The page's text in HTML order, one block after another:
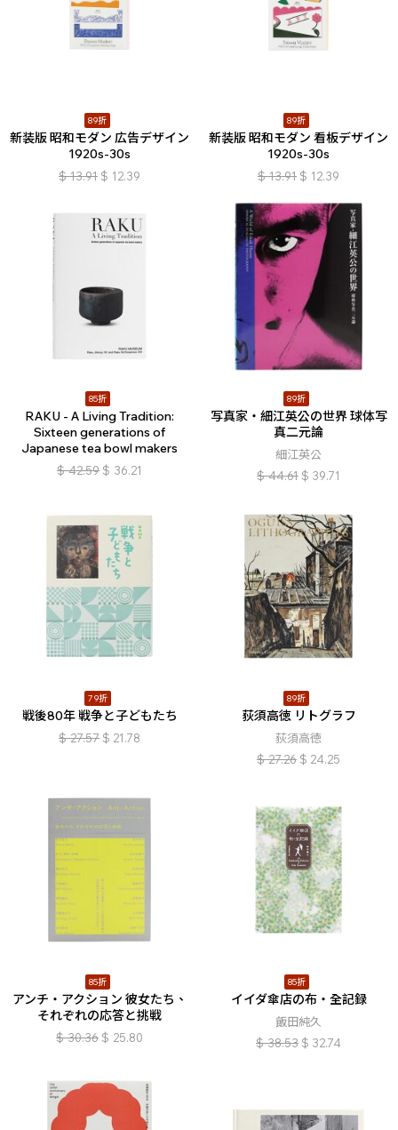
89折
新装版 昭和モダン 広告デザイン
1920s-30s
$ 13.91 $ 12.39
89折
新装版 昭和モダン 看板デザイン
1920s-30s
$ 13.91 $ 12.39
85折
RAKU - A Living Tradition:
Sixteen generations of
Japanese tea bowl makers
$ 42.59 $ 36.21
89折
写真家・細江英公の世界 球体写
真二元論
細江英公
$ 44.61 $ 39.71
79折
戦後80年 戦争と子どもたち
$ 27.57 $ 21.78
89折
荻須高徳 リトグラフ
荻須高徳
$ 27.26 $ 24.25
85折
アンチ・アクション 彼女たち、
それぞれの応答と挑戦
$ 30.36 $ 25.80
85折
イイダ傘店の布・全記録
飯田純久
$ 38.53 $ 32.74